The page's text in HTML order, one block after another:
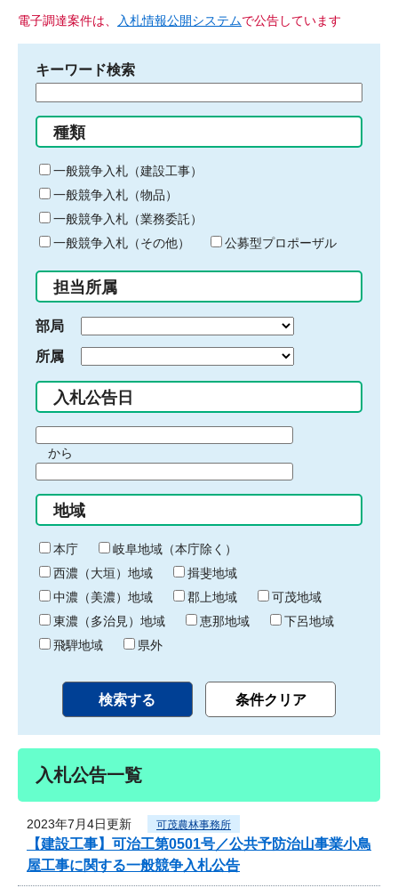
電子調達案件は、 入札情報公開システムで公告しています
キーワード検索
る
キ
ー
ワ
ー
ド
入
力
種類
一般競争入札（建設工事）
一般競争入札（物品）
一般競争入札（業務委託）
一般競争入札（その他）
公募型プロポーザル
担当所属
部局
所属
入札公告日
間
始
り
から
間
終
わ
り
地域
本庁
岐阜地域（本庁除く）
西濃（大垣）地域
揖斐地域
中濃（美濃）地域
郡上地域
可茂地域
東濃（多治見）地域
恵那地域
下呂地域
飛騨地域
県外
入札公告一覧
2023年7月4日更新 可茂農林事務所
【建設工事】可治工第0501号／公共予防治山事業小鳥
屋工事に関する一般競争入札公告